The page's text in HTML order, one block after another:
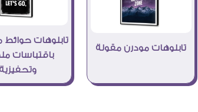
تابلوهات مودرن مقولة
تابلوهات
باقتباسات
وتحفيزية